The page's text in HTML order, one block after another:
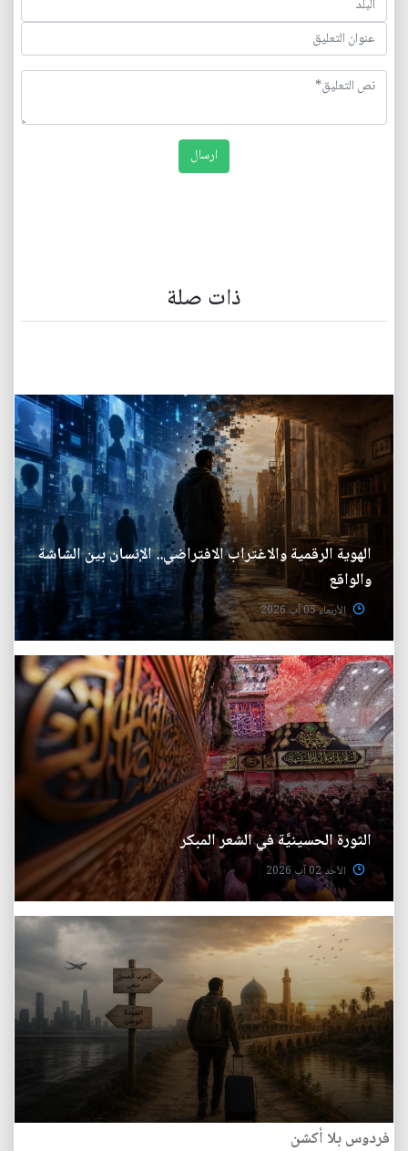
ذات صلة
الهوية الرقمية والاغتراب الافتراضي.. الإنسان بين الشاشة
والواقع
الأربعاء 05 آب 2026
الثورة الحسينيَّة في الشعر المبكر
الأحد 02 آب 2026
فردوس بلا أكشن